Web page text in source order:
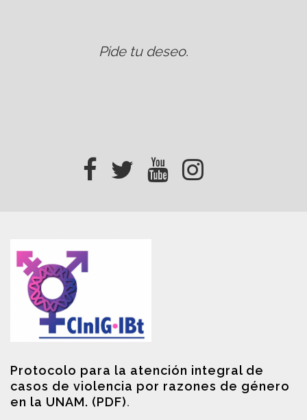
Pide tu deseo.
Protocolo para la atención integral de
casos de violencia por razones de género
en la UNAM. (PDF).